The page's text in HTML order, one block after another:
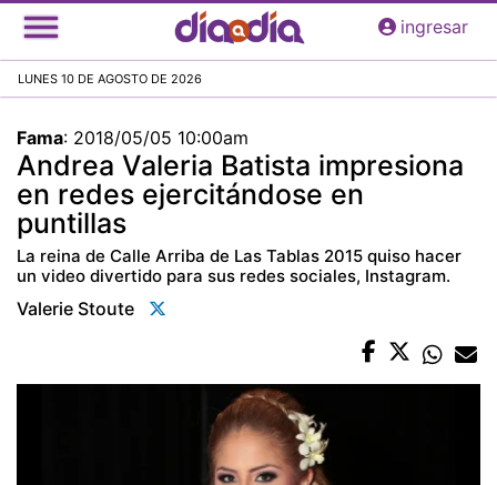
Pasar
al
principal
ingresar
LUNES 10 DE AGOSTO DE 2026
Fama: 2018/05/05 10:00am
Andrea Valeria Batista impresiona
en redes ejercitándose en
puntillas
La reina de Calle Arriba de Las Tablas 2015 quiso hacer
un video divertido para sus redes sociales, Instagram.
Valerie Stoute